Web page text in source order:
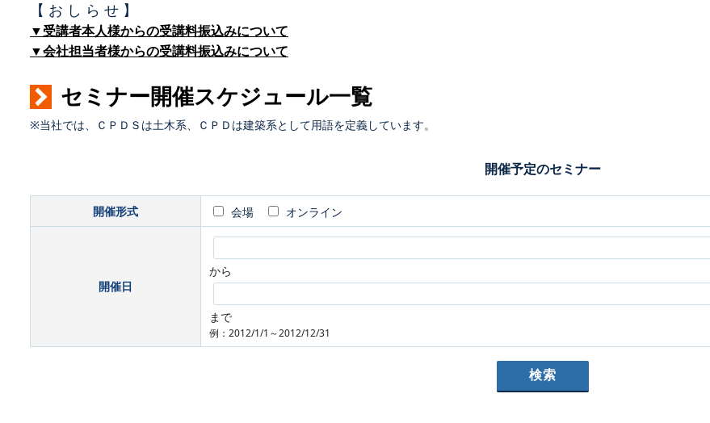
【 お し ら せ 】
▼受講者本人様からの受講料振込みについて
▼会社担当者様からの受講料振込みについて
セミナー開催スケジュール一覧
※当社では、ＣＰＤＳは土木系、ＣＰＤは建築系として用語を定義しています。
開催予定のセミナー
開催形式 会場 オンライン
開催日
から
まで
例：2012/1/1～2012/12/31